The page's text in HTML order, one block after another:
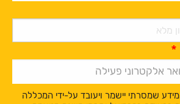
*
שמסרתי יישמר ויעובד על-ידי המכללה